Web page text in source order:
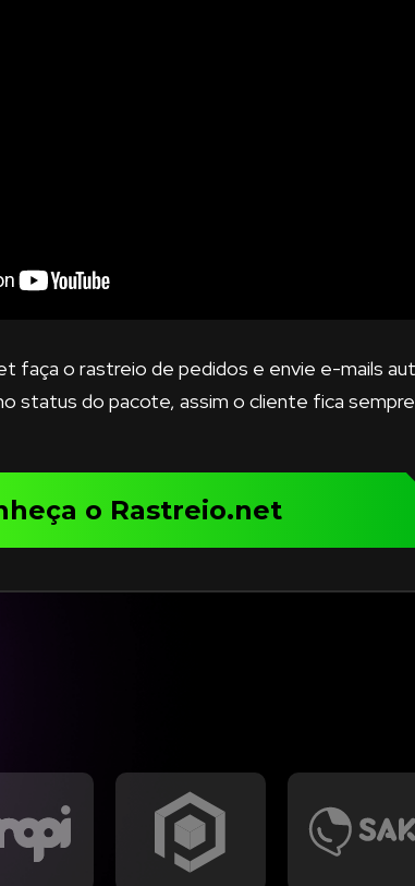
faça o rastreio de pedidos e envie e-mails
status do pacote, assim o cliente fica
o Rastreio.net